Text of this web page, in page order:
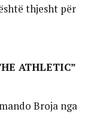
thjesht për
ATHLETIC”
Broja nga